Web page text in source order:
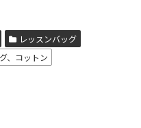
レッスンバッグ
、コットン